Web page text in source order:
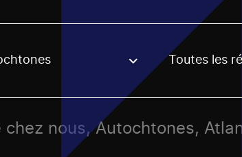
or regon. The filter will be applied
Toutes les
nous, Autochtones,